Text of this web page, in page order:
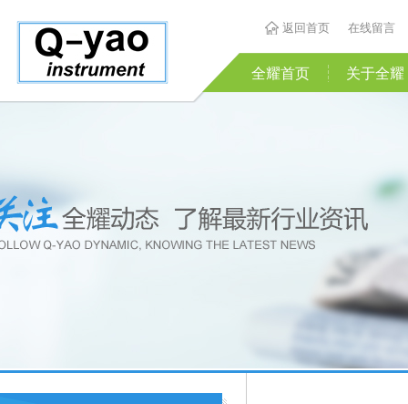
返回首页 在线留言
全耀首页 关于全耀